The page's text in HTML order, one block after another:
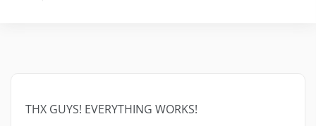
THX GUYS! EVERYTHING WORKS!